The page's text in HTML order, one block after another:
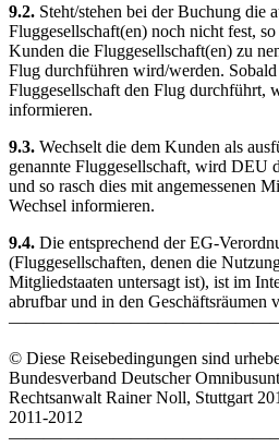
9.2. Steht/stehen bei der Buchung die
Fluggesellschaft(en) noch nicht fest,
Kunden die Fluggesellschaft(en) zu
Flug durchführen wird/werden.
Fluggesellschaft den Flug durchführt,
informieren.
9.3. Wechselt die dem Kunden als
genannte Fluggesellschaft, wird DEU
und so rasch dies mit angemessenen
Wechsel informieren.
9.4. Die entsprechend der EG-
(Fluggesellschaften, denen die
Mitgliedstaaten untersagt ist), ist im
abrufbar und in den
© Diese Reisebedingungen sind
Bundesverband Deutscher
Rechtsanwalt Rainer Noll, Stuttgart
2011-2012